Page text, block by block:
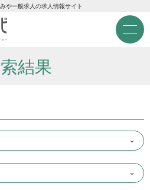
M
e
n
公益財団法
や一般求人の求人情報サイト
結果